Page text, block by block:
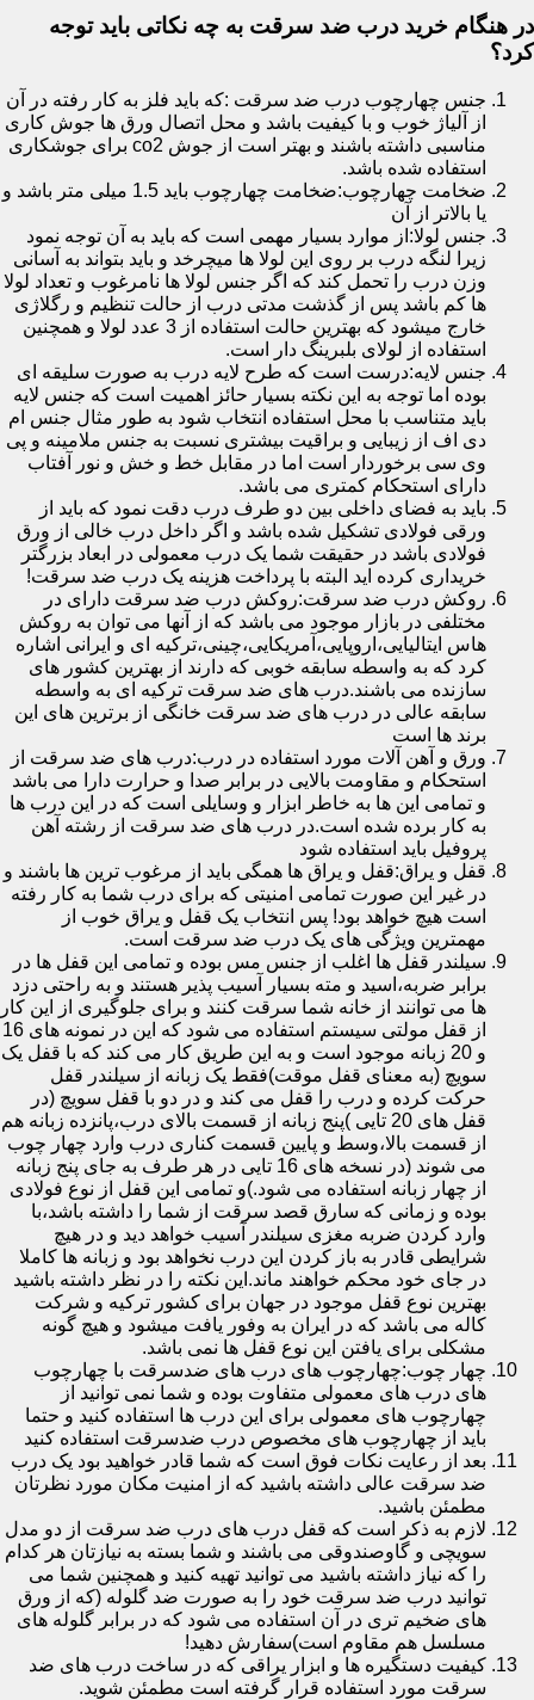
در هنگام خرید درب ضد سرقت به چه نکاتی باید توجه
کرد؟
جنس چهارچوب درب ضد سرقت :که باید فلز به کار رفته در آن
از آلیاژ خوب و با کیفیت باشد و محل اتصال ورق ها جوش کاری
مناسبی داشته باشند و بهتر است از جوش co2 برای جوشکاری
استفاده شده باشد.
ضخامت چهارچوب:ضخامت چهارچوب باید 1.5 میلی متر باشد و
یا بالاتر از آن
جنس لولا:از موارد بسیار مهمی است که باید به آن توجه نمود
زیرا لنگه درب بر روی این لولا ها میچرخد و باید بتواند به آسانی
وزن درب را تحمل کند که اگر جنس لولا ها نامرغوب و تعداد لولا
ها کم باشد پس از گذشت مدتی درب از حالت تنظیم و رگلاژی
خارج میشود که بهترین حالت استفاده از 3 عدد لولا و همچنین
استفاده از لولای بلبرینگ دار است.
جنس لایه:درست است که طرح لایه درب به صورت سلیقه ای
بوده اما توجه به این نکته بسیار حائز اهمیت است که جنس لایه
باید متناسب با محل استفاده انتخاب شود به طور مثال جنس ام
دی اف از زیبایی و براقیت بیشتری نسبت به جنس ملامینه و پی
وی سی برخوردار است اما در مقابل خط و خش و نور آفتاب
دارای استحکام کمتری می باشد.
باید به فضای داخلی بین دو طرف درب دقت نمود که باید از
ورقی فولادی تشکیل شده باشد و اگر داخل درب خالی از ورق
فولادی باشد در حقیقت شما یک درب معمولی در ابعاد بزرگتر
خریداری کرده اید البته با پرداخت هزینه یک درب ضد سرقت!
روکش درب ضد سرقت:روکش درب ضد سرقت دارای در
مختلفی در بازار موجود می باشد که از آنها می توان به روکش
هاس ایتالیایی،اروپایی،آمریکایی،چینی،ترکیه ای و ایرانی اشاره
کرد که به واسطه سابقه خوبی که دارند از بهترین کشور های
سازنده می باشند.درب های ضد سرقت ترکیه ای به واسطه
سابقه عالی در درب های ضد سرقت خانگی از برترین های این
برند ها است
ورق و آهن آلات مورد استفاده در درب:درب های ضد سرقت از
استحکام و مقاومت بالایی در برابر صدا و حرارت دارا می باشد
و تمامی این ها به خاطر ابزار و وسایلی است که در این درب ها
به کار برده شده است.در درب های ضد سرقت از رشته آهن
پروفیل باید استفاده شود
قفل و یراق:قفل و یراق ها همگی باید از مرغوب ترین ها باشند و
در غیر این صورت تمامی امنیتی که برای درب شما به کار رفته
است هیچ خواهد بود! پس انتخاب یک قفل و یراق خوب از
مهمترین ویژگی های یک درب ضد سرقت است.
سیلندر قفل ها اغلب از جنس مس بوده و تمامی این قفل ها در
برابر ضربه،اسید و مته بسیار آسیب پذیر هستند و به راحتی دزد
ها می توانند از خانه شما سرقت کنند و برای جلوگیری از این کار
از قفل مولتی سیستم استفاده می شود که این در نمونه های 16
و 20 زبانه موجود است و به این طریق کار می کند که با قفل یک
سویچ (به معنای قفل موقت)فقط یک زبانه از سیلندر قفل
حرکت کرده و درب را قفل می کند و در دو با قفل سویچ (در
قفل های 20 تایی )پنج زبانه از قسمت بالای درب،پانزده زبانه هم
از قسمت بالا،وسط و پایین قسمت کناری درب وارد چهار چوب
می شوند (در نسخه های 16 تایی در هر طرف به جای پنج زبانه
از چهار زبانه استفاده می شود.)و تمامی این قفل از نوع فولادی
بوده و زمانی که سارق قصد سرقت از شما را داشته باشد،با
وارد کردن ضربه مغزی سیلندر آسیب خواهد دید و در هیچ
شرایطی قادر به باز کردن این درب نخواهد بود و زبانه ها کاملا
در جای خود محکم خواهند ماند.این نکته را در نظر داشته باشید
بهترین نوع قفل موجود در جهان برای کشور ترکیه و شرکت
کاله می باشد که در ایران به وفور یافت میشود و هیچ گونه
مشکلی برای یافتن این نوع قفل ها نمی باشد.
چهار چوب:چهارچوب های درب های ضدسرقت با چهارچوب
های درب های معمولی متفاوت بوده و شما نمی توانید از
چهارچوب های معمولی برای این درب ها استفاده کنید و حتما
باید از چهارچوب های مخصوص درب ضدسرقت استفاده کنید
بعد از رعایت نکات فوق است که شما قادر خواهید بود یک درب
ضد سرقت عالی داشته باشید که از امنیت مکان مورد نظرتان
مطمئن باشید.
لازم به ذکر است که قفل درب های درب ضد سرقت از دو مدل
سویچی و گاوصندوقی می باشند و شما بسته به نیازتان هر کدام
را که نیاز داشته باشید می توانید تهیه کنید و همچنین شما می
توانید درب ضد سرقت خود را به صورت ضد گلوله (که از ورق
های ضخیم تری در آن استفاده می شود که در برابر گلوله های
مسلسل هم مقاوم است)سفارش دهید!
کیفیت دستگیره ها و ابزار یراقی که در ساخت درب های ضد
سرقت مورد استفاده قرار گرفته است مطمئن شوید.